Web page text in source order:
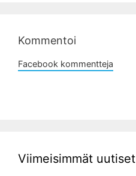
Kommentoi
Facebook kommentteja
Viimeisimmät uutiset